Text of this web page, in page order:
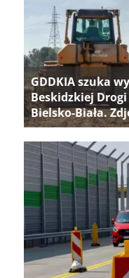
GDDKIA szuka
Beskidzkiej
Bielsko-Biała.